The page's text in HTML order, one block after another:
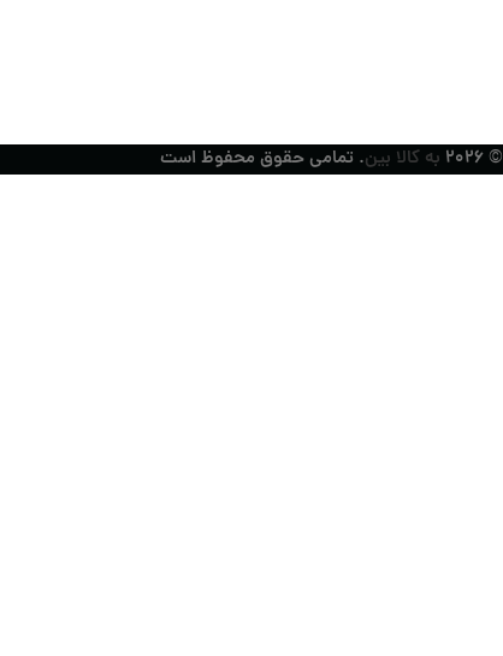
© ۲۰۲۶ به کالا بین. تمامی حقوق محفوظ است